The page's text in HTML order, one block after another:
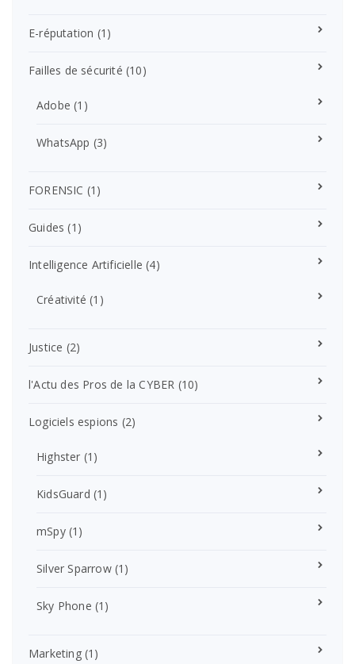
E-réputation (1)
Failles de sécurité (10)
Adobe (1)
WhatsApp (3)
FORENSIC (1)
Guides (1)
Intelligence Artificielle (4)
Créativité (1)
Justice (2)
l'Actu des Pros de la CYBER (10)
Logiciels espions (2)
Highster (1)
KidsGuard (1)
mSpy(1)
Silver Sparrow(1)
Sky Phone (1)
Marketing(1)